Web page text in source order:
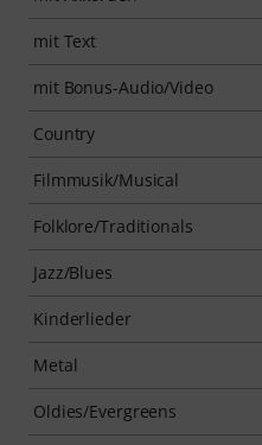
mit Text
mit Bonus-Audio/Video
Country
Filmmusik/Musical
Folklore/Traditionals
Jazz/Blues
Kinderlieder
Metal
Oldies/Evergreens